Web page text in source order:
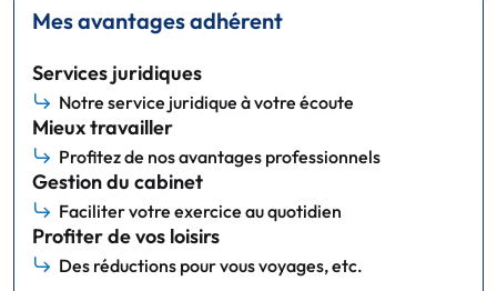
Mes avantages adhérent
Services juridiques
Notre service juridique à votre écoute
Mieux travailler
Profitez de nos avantages professionnels
Gestion du cabinet
Faciliter votre exercice au quotidien
Profiter de vos loisirs
Des réductions pour vous voyages, etc.